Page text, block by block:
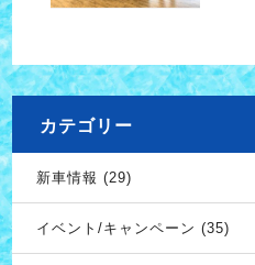
カテゴリー
新車情報 (29)
イベント/キャンペーン (35)